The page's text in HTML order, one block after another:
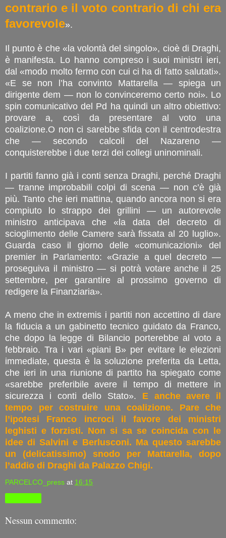
contrario e il voto contrario di chi era
favorevole».
Il punto è che «la volontà del singolo», cioè di Draghi,
è manifesta. Lo hanno compreso i suoi ministri ieri,
dal «modo molto fermo con cui ci ha di fatto salutati».
«E se non l’ha convinto Mattarella — spiega un
dirigente dem — non lo convinceremo certo noi». Lo
spin comunicativo del Pd ha quindi un altro obiettivo:
provare a, così da presentare al voto una
coalizione.O non ci sarebbe sfida con il centrodestra
che — secondo calcoli del Nazareno —
conquisterebbe i due terzi dei collegi uninominali.
I partiti fanno già i conti senza Draghi, perché Draghi
— tranne improbabili colpi di scena — non c’è già
più. Tanto che ieri mattina, quando ancora non si era
compiuto lo strappo dei grillini — un autorevole
ministro anticipava che «la data del decreto di
scioglimento delle Camere sarà fissata al 20 luglio».
Guarda caso il giorno delle «comunicazioni» del
premier in Parlamento: «Grazie a quel decreto —
proseguiva il ministro — si potrà votare anche il 25
settembre, per garantire al prossimo governo di
redigere la Finanziaria».
A meno che in extremis i partiti non accettino di dare
la fiducia a un gabinetto tecnico guidato da Franco,
che dopo la legge di Bilancio porterebbe al voto a
febbraio. Tra i vari «piani B» per evitare le elezioni
immediate, questa è la soluzione preferita da Letta,
che ieri in una riunione di partito ha spiegato come
«sarebbe preferibile avere il tempo di mettere in
sicurezza i conti dello Stato». E anche avere il
tempo per costruire una coalizione. Pare che
l’ipotesi Franco incroci il favore dei ministri
leghisti e forzisti. Non si sa se coincida con le
idee di Salvini e Berlusconi. Ma questo sarebbe
un (delicatissimo) snodo per Mattarella, dopo
l’addio di Draghi da Palazzo Chigi.
PARCELCO_press at 16:15
Nessun commento: